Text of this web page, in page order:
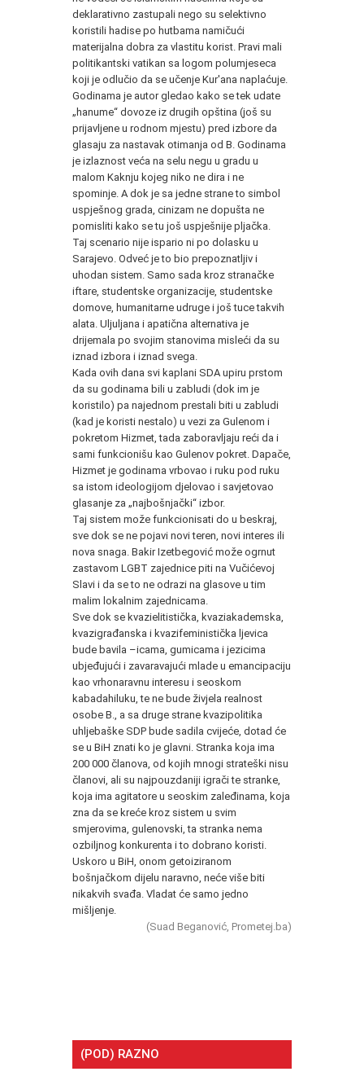
deklarativno zastupali nego su selektivno
koristili hadise po hutbama namičući
materijalna dobra za vlastitu korist. Pravi mali
politikantski vatikan sa logom polumjeseca
koji je odlučio da se učenje Kur'ana naplaćuje.
Godinama je autor gledao kako se tek udate
„hanume“ dovoze iz drugih opština (još su
prijavljene u rodnom mjestu) pred izbore da
glasaju za nastavak otimanja od B. Godinama
je izlaznost veća na selu negu u gradu u
malom Kaknju kojeg niko ne dira i ne
spominje. A dok je sa jedne strane to simbol
uspješnog grada, cinizam ne dopušta ne
pomisliti kako se tu još uspješnije pljačka.
Taj scenario nije ispario ni po dolasku u
Sarajevo. Odveć je to bio prepoznatljiv i
uhodan sistem. Samo sada kroz stranačke
iftare, studentske organizacije, studentske
domove, humanitarne udruge i još tuce takvih
alata. Uljuljana i apatična alternativa je
drijemala po svojim stanovima misleći da su
iznad izbora i iznad svega.
Kada ovih dana svi kaplani SDA upiru prstom
da su godinama bili u zabludi (dok im je
koristilo) pa najednom prestali biti u zabludi
(kad je koristi nestalo) u vezi za Gulenom i
pokretom Hizmet, tada zaboravljaju reći da i
sami funkcionišu kao Gulenov pokret. Dapače,
Hizmet je godinama vrbovao i ruku pod ruku
sa istom ideologijom djelovao i savjetovao
glasanje za „najbošnjački“ izbor.
Taj sistem može funkcionisati do u beskraj,
sve dok se ne pojavi novi teren, novi interes ili
nova snaga. Bakir Izetbegović može ogrnut
zastavom LGBT zajednice piti na Vučićevoj
Slavi i da se to ne odrazi na glasove u tim
malim lokalnim zajednicama.
Sve dok se kvazielitistička, kvaziakademska,
kvazigrađanska i kvazifeministička ljevica
bude bavila –icama, gumicama i jezicima
ubjeđujući i zavaravajući mlade u emancipaciju
kao vrhonaravnu interesu i seoskom
kabadahiluku, te ne bude živjela realnost
osobe B., a sa druge strane kvazipolitika
uhljebaške SDP bude sadila cvijeće, dotad će
se u BiH znati ko je glavni. Stranka koja ima
200 000 članova, od kojih mnogi strateški nisu
članovi, ali su najpouzdaniji igrači te stranke,
koja ima agitatore u seoskim zaleđinama, koja
zna da se kreće kroz sistem u svim
smjerovima, gulenovski, ta stranka nema
ozbiljnog konkurenta i to dobrano koristi.
Uskoro u BiH, onom getoiziranom
bošnjačkom dijelu naravno, neće više biti
nikakvih svađa. Vladat će samo jedno
mišljenje.
(Suad Beganović, Prometej.ba)
(POD) RAZNO